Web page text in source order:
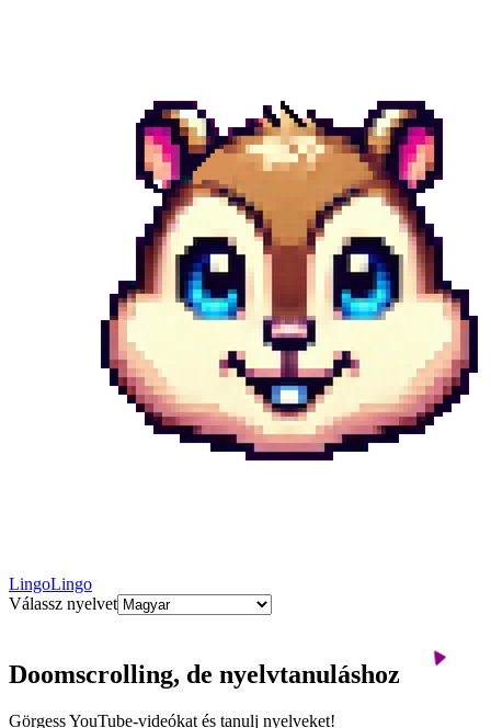
LingoLingo
Válassz nyelvet
Doomscrolling, de nyelvtanuláshoz
Görgess YouTube-videókat és tanulj nyelveket!